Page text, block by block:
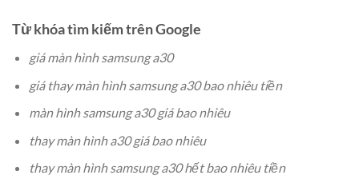
Từ khóa tìm kiếm trên Google
giá màn hình samsung a30
giá thay màn hình samsung a30 bao nhiêu tiền
màn hình samsung a30 giá bao nhiêu
thay màn hình a30 giá bao nhiêu
thay màn hình samsung a30 hết bao nhiêu tiền